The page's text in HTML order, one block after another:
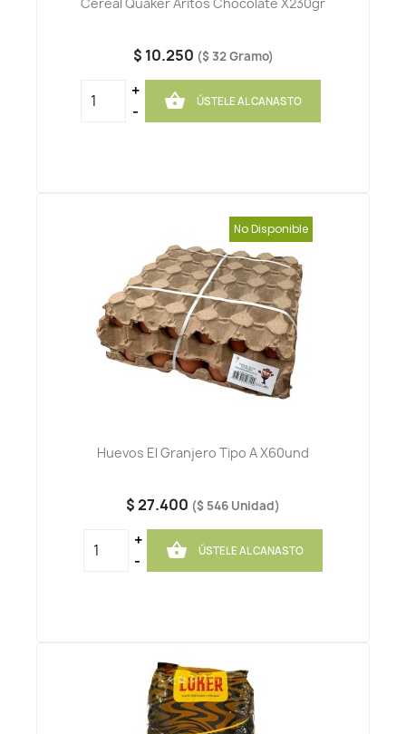
$ 10.250 ($ 32 Gramo)
+
-
 ÚSTELE AL CANASTO
Huevos El Granjero Tipo A X60und
$ 27.400 ($ 546 Unidad)
+
-
 ÚSTELE AL CANASTO
No Disponible